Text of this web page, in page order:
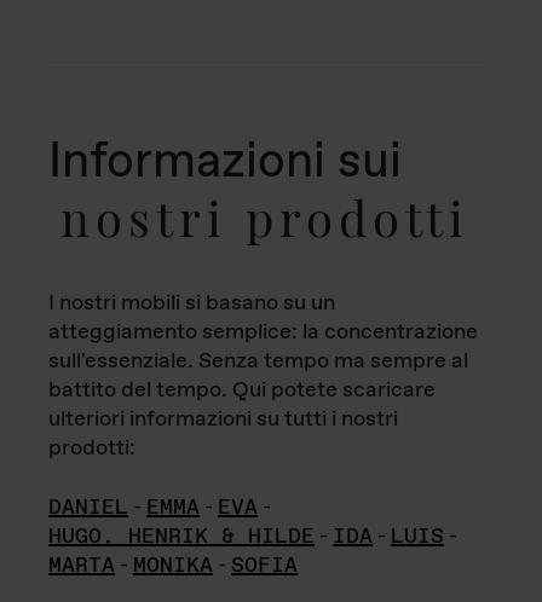
Informazioni sui
nostri prodotti
I nostri mobili si basano su un
atteggiamento semplice: la concentrazione
sull'essenziale. Senza tempo ma sempre al
battito del tempo. Qui potete scaricare
ulteriori informazioni su tutti i nostri
prodotti:
DANIEL - EMMA - EVA -
HUGO, HENRIK & HILDE - IDA - LUIS -
MARTA - MONIKA - SOFIA